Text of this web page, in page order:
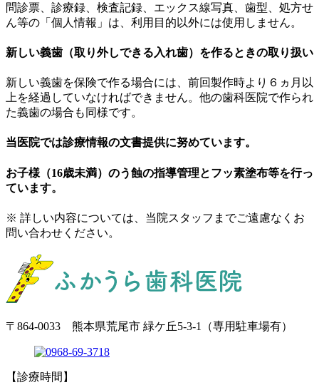
問診票、診療録、検査記録、エックス線写真、歯型、処方せ
ん等の「個人情報」は、利用目的以外には使用しません。
新しい義歯（取り外しできる入れ歯）を作るときの取り扱い
新しい義歯を保険で作る場合には、前回製作時より６ヵ月以
上を経過していなければできません。他の歯科医院で作られ
た義歯の場合も同様です。
当医院では診療情報の文書提供に努めています。
お子様（16歳未満）のう蝕の指導管理とフッ素塗布等を行っ
ています。
※ 詳しい内容については、当院スタッフまでご遠慮なくお
問い合わせください。
〒864-0033 熊本県荒尾市 緑ケ丘5-3-1（専用駐車場有）
【診療時間】